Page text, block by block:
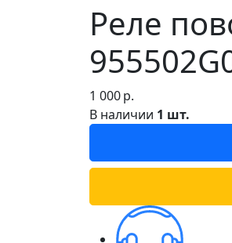
Реле
1 000р.
В наличии 1 шт.